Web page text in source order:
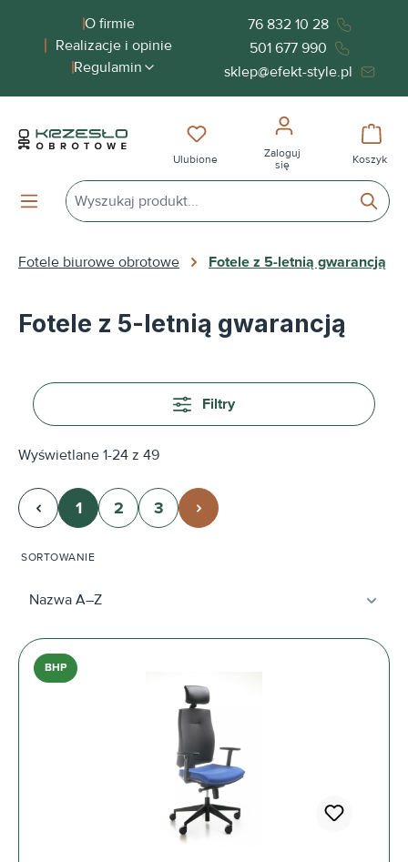
zawartościO firmie
Realizacje i opinie
Regulamin
76 832 10 28
501 677 990
sklep@efekt-style.pl
Masz 0 przedmioty na liście
Ulubione
Zaloguj
się
Koszyk
Fotele biurowe obrotowe Fotele z 5-letnią gwarancją
Fotele z 5-letnią gwarancją
Filtry
Wyświetlane 1-24 z 49
Strona
1 Strona
2 Strona
3
SORTOWANIE
BHP